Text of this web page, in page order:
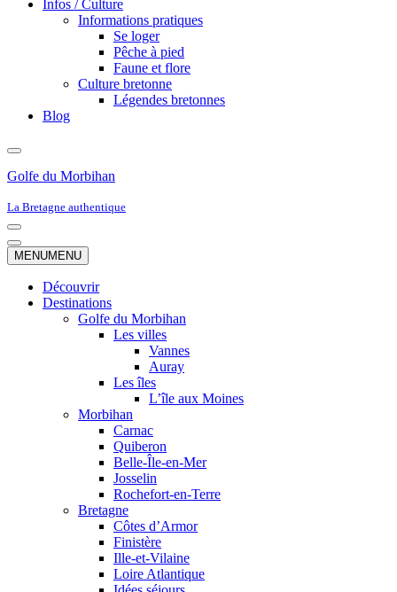
Infos / Culture
Informations pratiques
Se loger
Pêche à pied
Faune et flore
Culture bretonne
Légendes bretonnes
Blog
Golfe du Morbihan
La Bretagne authentique
Menu
de
navigation
Menu
de
MENUMENU
Découvrir
Destinations
Golfe du Morbihan
Les villes
Vannes
Auray
Les îles
L’île aux Moines
Morbihan
Carnac
Quiberon
Belle-Île-en-Mer
Josselin
Rochefort-en-Terre
Bretagne
Côtes d’Armor
Finistère
Ille-et-Vilaine
Loire Atlantique